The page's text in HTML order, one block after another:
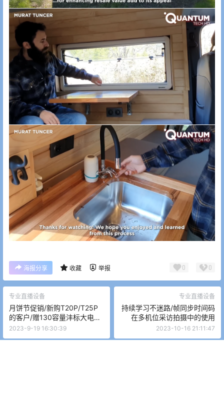
海报分享 收藏 举报 0 0
专业直播设备
月饼节促销/新购T20P/T25P
的客户/赠130容量沣标大电池
一套/超值优惠,时不我待
2023-9-19 16:30:39
专业直播设备
持续学习不迷路/帧同步时间码
在多机位采访拍摄中的使用
2023-10-16 21:11:47